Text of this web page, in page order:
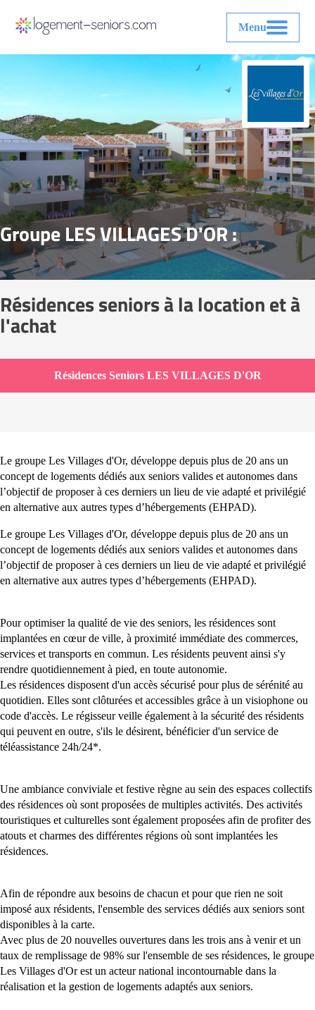
Menu
Groupe LES VILLAGES D'OR :
Résidences seniors à la location et à
l'achat
Résidences Seniors LES VILLAGES D'OR
Le groupe Les Villages d'Or, développe depuis plus de 20 ans un
concept de logements dédiés aux seniors valides et autonomes dans
l’objectif de proposer à ces derniers un lieu de vie adapté et privilégié
en alternative aux autres types d’hébergements (EHPAD).
Le groupe Les Villages d'Or, développe depuis plus de 20 ans un
concept de logements dédiés aux seniors valides et autonomes dans
l’objectif de proposer à ces derniers un lieu de vie adapté et privilégié
en alternative aux autres types d’hébergements (EHPAD).
Pour optimiser la qualité de vie des seniors, les résidences sont
implantées en cœur de ville, à proximité immédiate des commerces,
services et transports en commun. Les résidents peuvent ainsi s'y
rendre quotidiennement à pied, en toute autonomie.
Les résidences disposent d'un accès sécurisé pour plus de sérénité au
quotidien. Elles sont clôturées et accessibles grâce à un visiophone ou
code d'accès. Le régisseur veille également à la sécurité des résidents
qui peuvent en outre, s'ils le désirent, bénéficier d'un service de
téléassistance 24h/24*.
Une ambiance conviviale et festive règne au sein des espaces collectifs
des résidences où sont proposées de multiples activités. Des activités
touristiques et culturelles sont également proposées afin de profiter des
atouts et charmes des différentes régions où sont implantées les
résidences.
Afin de répondre aux besoins de chacun et pour que rien ne soit
imposé aux résidents, l'ensemble des services dédiés aux seniors sont
disponibles à la carte.
Avec plus de 20 nouvelles ouvertures dans les trois ans à venir et un
taux de remplissage de 98% sur l'ensemble de ses résidences, le groupe
Les Villages d'Or est un acteur national incontournable dans la
réalisation et la gestion de logements adaptés aux seniors.